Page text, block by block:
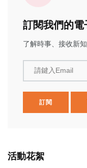
訂閱我們的電
了解時事、接收新
請鍵入Email
訂閱
活動花絮